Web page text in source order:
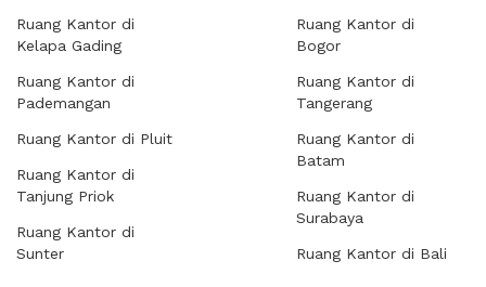
Ruang Kantor di
Kelapa Gading
Ruang Kantor di
Pademangan
Ruang Kantor di Pluit
Ruang Kantor di
Tanjung Priok
Ruang Kantor di
Sunter
Ruang Kantor di
Bogor
Ruang Kantor di
Tangerang
Ruang Kantor di
Batam
Ruang Kantor di
Surabaya
Ruang Kantor di Bali